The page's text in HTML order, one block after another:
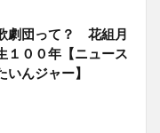
劇団って？ 花組月
１００年【ニュース
いんジャー】